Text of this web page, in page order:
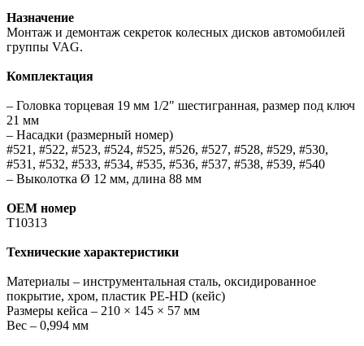
Назначение
Монтаж и демонтаж секреток колесных дисков автомобилей
группы VAG.
Комплектация
– Головка торцевая 19 мм 1/2" шестигранная, размер под ключ
21 мм
– Насадки (размерный номер)
#521, #522, #523, #524, #525, #526, #527, #528, #529, #530,
#531, #532, #533, #534, #535, #536, #537, #538, #539, #540
– Выколотка Ø 12 мм, длина 88 мм
ОЕМ номер
T10313
Технические характеристики
Материалы – инструментальная сталь, оксидированное
покрытие, хром, пластик PE-HD (кейс)
Размеры кейса – 210 × 145 × 57 мм
Вес – 0,994 мм